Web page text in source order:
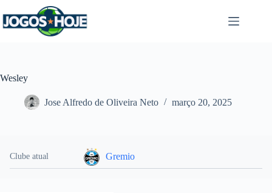
para
o
Wesley
Jose Alfredo de Oliveira Neto março 20, 2025
Clube atual Gremio